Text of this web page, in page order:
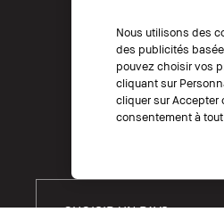
CHOISIR UN PAYS
Nous utilisons des
des publicités
pouvez choisir vos
cliquant sur
cliquer sur Accepter
consentement à